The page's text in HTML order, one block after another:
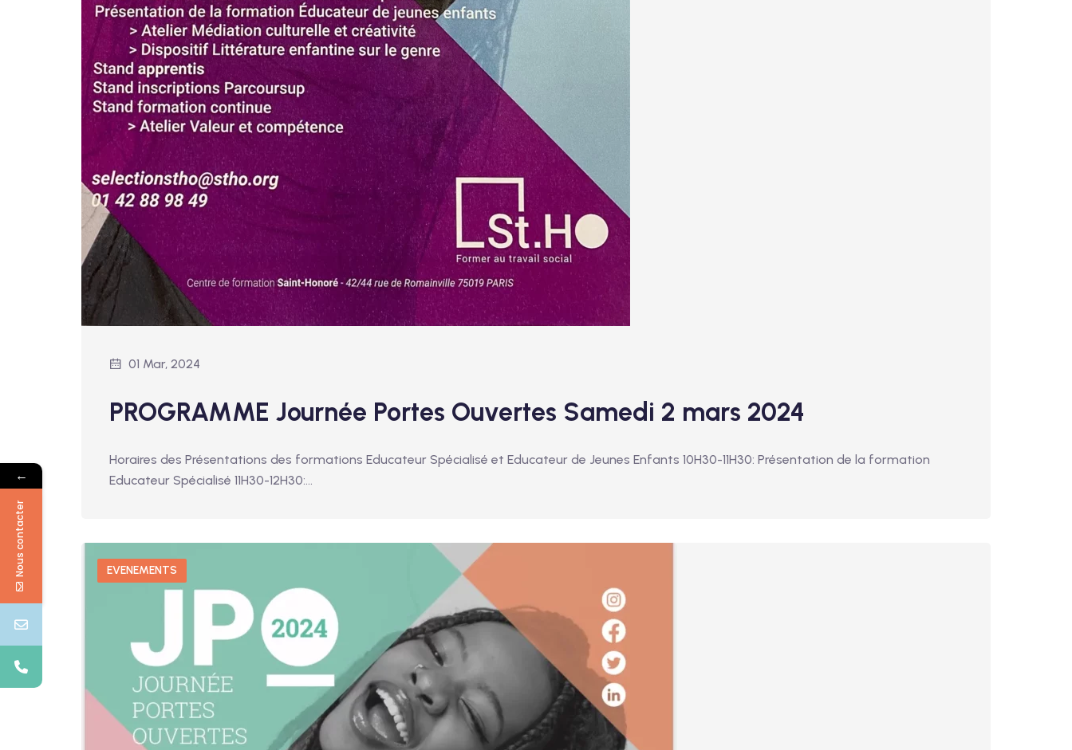
01 Mar, 2024
PROGRAMME Journée Portes Ouvertes Samedi 2 mars 2024
Horaires des Présentations des formations Educateur Spécialisé et Educateur de Jeunes Enfants 10H30-11H30: Présentation de la formation
Educateur Spécialisé 11H30-12H30:…
EVENEMENTS
←
Nous contacter